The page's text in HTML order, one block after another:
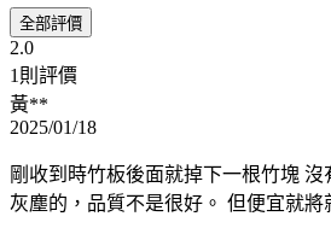
全部評價
2.0
1則評價
黃**
2025/01/18
剛收到時竹板後面就掉下一根竹塊
灰塵的，品質不是很好。 但便宜就將